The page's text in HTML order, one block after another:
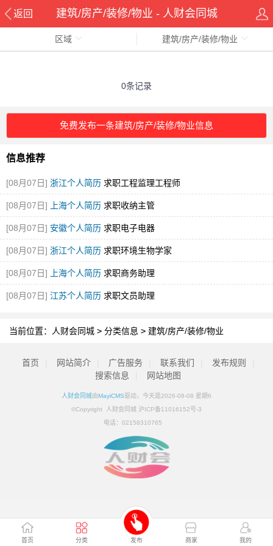
区域 建筑/房产/装修/物业
0条记录
免费发布一条建筑/房产/装修/物业信息
信息推荐
[08月07日] 浙江个人简历 求职工程监理工程师
[08月07日] 上海个人简历 求职收纳主管
[08月07日] 安徽个人简历 求职电子电器
[08月07日] 浙江个人简历 求职环境生物学家
[08月07日] 上海个人简历 求职商务助理
[08月07日] 江苏个人简历 求职文员助理
当前位置： 人财会同城 > 分类信息 > 建筑/房产/装修/物业
返回 建筑/房产/装修/物业 - 人财会同城
首页 分类 发布 商家 我的
首页 网站简介 广告服务 联系我们 发布规则
搜索信息
网站地图
人财会同城由MayiCMS驱动，今天是2026-08-08 星期6
©Copyright 人财会同城 沪ICP备11016152号-3
电话： 02158310765